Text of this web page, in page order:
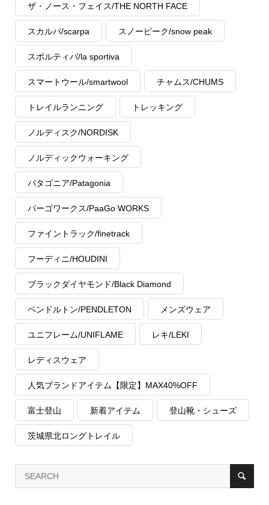
ザ・ノース・フェイス/THE NORTH FACE
スカルパ/scarpa スノーピーク/snow peak
スポルティバ/la sportiva
スマートウール/smartwool チャムス/CHUMS
トレイルランニング トレッキング
ノルディスク/NORDISK
ノルディックウォーキング
パタゴニア/Patagonia
パーゴワークス/PaaGo WORKS
ファイントラック/finetrack
フーディニ/HOUDINI
ブラックダイヤモンド/Black Diamond
ペンドルトン/PENDLETON メンズウェア
ユニフレーム/UNIFLAME レキ/LEKI
レディスウェア
人気ブランドアイテム【限定】MAX40%OFF
富士登山 新着アイテム 登山靴・シューズ
茨城県北ロングトレイル